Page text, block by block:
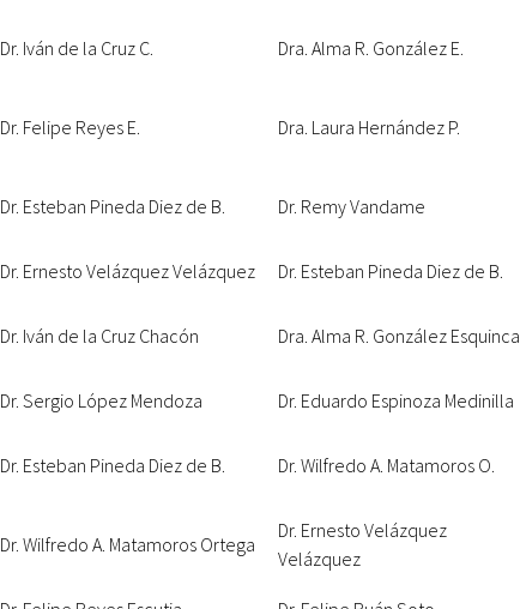
Dr. Iván de la Cruz C. Dra. Alma R. González E.
Dr. Felipe Reyes E. Dra. Laura Hernández P.
Dr. Esteban Pineda Diez de B. Dr. Remy Vandame
Dr. Ernesto Velázquez Velázquez Dr. Esteban Pineda Diez de B.
Dr. Iván de la Cruz Chacón Dra. Alma R. González Esquinca
Dr. Sergio López Mendoza Dr. Eduardo Espinoza Medinilla
Dr. Esteban Pineda Diez de B. Dr. Wilfredo A. Matamoros O.
Dr. Wilfredo A. Matamoros Ortega
Dr. Ernesto Velázquez
Velázquez